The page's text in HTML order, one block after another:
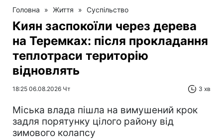
Головна » Життя » Суспільство
Киян заспокоїли через дерева
на Теремках: після прокладання
теплотраси територію
відновлять
18:25 06.08.2026 Чт 3 хв
Міська влада пішла на вимушений крок
задля порятунку цілого району від
зимового колапсу